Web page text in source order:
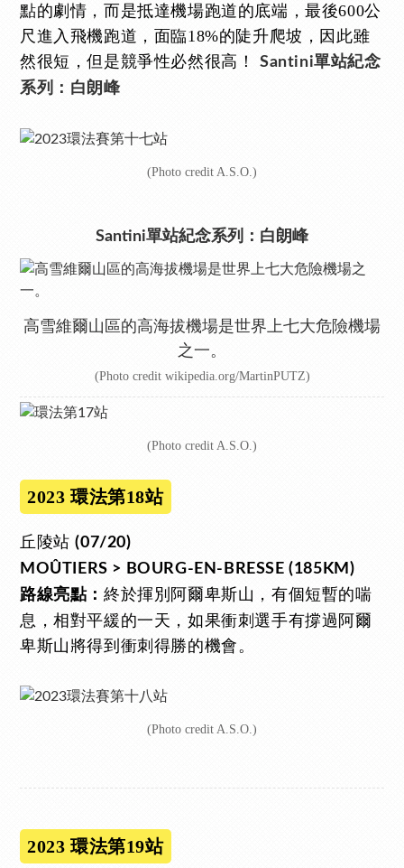
點的劇情，而是抵達機場跑道的底端，最後600公
尺進入飛機跑道，面臨18%的陡升爬坡，因此雖
然很短，但是競爭性必然很高！Santini單站紀念
系列：白朗峰
(Photo credit A.S.O.)
Santini單站紀念系列：白朗峰
高雪維爾山區的高海拔機場是世界上七大危險機場
之一。
(Photo credit wikipedia.org/MartinPUTZ)
(Photo credit A.S.O.)
2023 環法第18站
丘陵站(07/20)
MOÛTIERS > BOURG-EN-BRESSE (185KM)
路線亮點： 終於揮別阿爾卑斯山，有個短暫的喘
息，相對平緩的一天，如果衝刺選手有撐過阿爾
卑斯山將得到衝刺得勝的機會。
(Photo credit A.S.O.)
2023 環法第19站